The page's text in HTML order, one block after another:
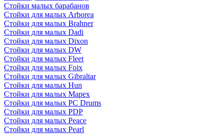
Стойки малых барабанов
Стойки для малых Arborea
Стойки для малых Brahner
Стойки для малых Dadi
Стойки для малых Dixon
Стойки для малых DW
Стойки для малых Fleet
Стойки для малых Foix
Стойки для малых Gibraltar
Стойки для малых Hun
Стойки для малых Mapex
Стойки для малых PC Drums
Стойки для малых PDP
Стойки для малых Peace
Стойки для малых Pearl